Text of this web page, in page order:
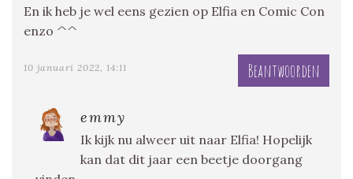
En ik heb je wel eens gezien op Elfia en Comic Con
enzo ^^
10 januari 2022, 14:11 Beantwoorden
emmy
Ik kijk nu alweer uit naar Elfia! Hopelijk
kan dat dit jaar een beetje doorgang